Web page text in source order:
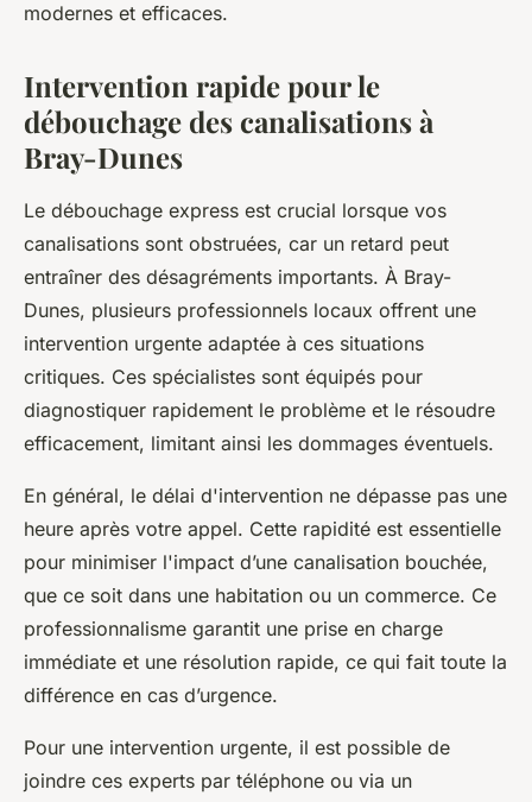
modernes et efficaces.
Intervention rapide pour le
débouchage des canalisations à
Bray-Dunes
Le débouchage express est crucial lorsque vos
canalisations sont obstruées, car un retard peut
entraîner des désagréments importants. À Bray-
Dunes, plusieurs professionnels locaux offrent une
intervention urgente adaptée à ces situations
critiques. Ces spécialistes sont équipés pour
diagnostiquer rapidement le problème et le résoudre
efficacement, limitant ainsi les dommages éventuels.
En général, le délai d'intervention ne dépasse pas une
heure après votre appel. Cette rapidité est essentielle
pour minimiser l'impact d’une canalisation bouchée,
que ce soit dans une habitation ou un commerce. Ce
professionnalisme garantit une prise en charge
immédiate et une résolution rapide, ce qui fait toute la
différence en cas d’urgence.
Pour une intervention urgente, il est possible de
joindre ces experts par téléphone ou via un